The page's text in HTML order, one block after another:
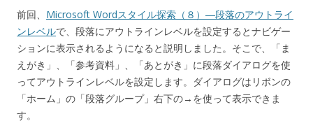
前回、 Microsoft Wordスタイル探索（８）―段落のアウトライ
ンレベルで、段落にアウトラインレベルを設定するとナビゲー
ションに表示されるようになると説明しました。そこで、「ま
えがき」、「参考資料」、「あとがき」に段落ダイアログを使
ってアウトラインレベルを設定します。ダイアログはリボンの
「ホーム」の「段落グループ」右下の→を使って表示できま
す。